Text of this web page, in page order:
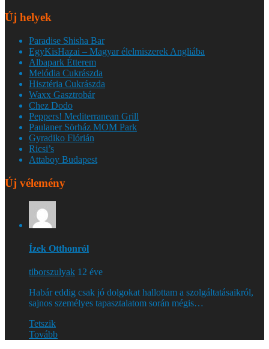
Új helyek
Paradise Shisha Bar
EgyKisHazai – Magyar élelmiszerek Angliába
Albapark Étterem
Melódia Cukrászda
Hisztéria Cukrászda
Waxx Gasztrobár
Chez Dodo
Peppers! Mediterranean Grill
Paulaner Sörház MOM Park
Gyradiko Flórián
Ricsi’s
Attaboy Budapest
Új vélemény
Ízek Otthonról
tiborszulyak 12 éve
Habár eddig csak jó dolgokat hallottam a szolgáltatásaikról,
sajnos személyes tapasztalatom során mégis…
Tetszik
Tovább